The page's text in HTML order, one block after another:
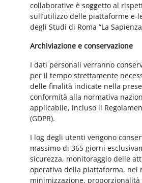
collaborative è soggetto al
sull’utilizzo delle piattaforme e-
degli Studi di Roma “La
Archiviazione e conservazione
I dati personali verranno
per il tempo strettamente
delle finalità indicate nella
conformità alla normativa
applicabile, incluso il
(GDPR).
I log degli utenti vengono
massimo di 365 giorni
sicurezza, monitoraggio delle
operativa della piattaforma,
minimizzazione,